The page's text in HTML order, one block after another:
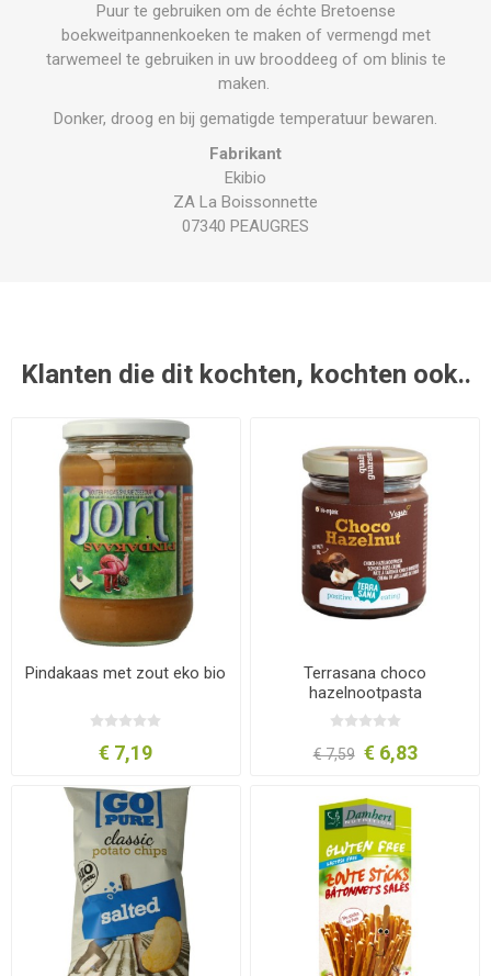
Puur te gebruiken om de échte Bretoense
boekweitpannenkoeken te maken of vermengd met
tarwemeel te gebruiken in uw brooddeeg of om blinis te
maken.
Donker, droog en bij gematigde temperatuur bewaren.
Fabrikant
Ekibio
ZA La Boissonnette
07340 PEAUGRES
Klanten die dit kochten, kochten ook..
Pindakaas met zout eko bio
€ 7,19
Terrasana choco
hazelnootpasta
€ 7,59 € 6,83